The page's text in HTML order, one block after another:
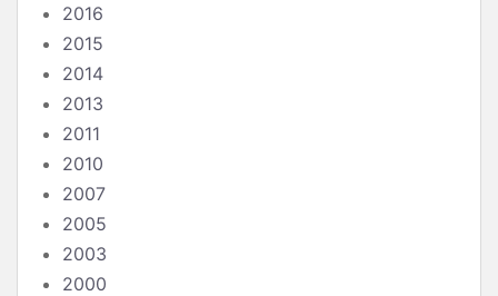
2016
2015
2014
2013
2011
2010
2007
2005
2003
2000